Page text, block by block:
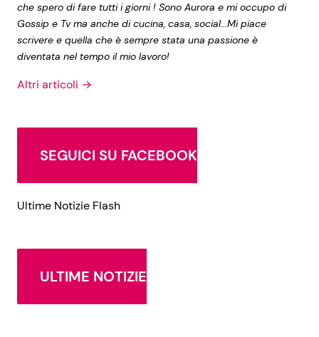
che spero di fare tutti i giorni ! Sono Aurora e mi occupo di
Gossip e Tv ma anche di cucina, casa, social...Mi piace
scrivere e quella che è sempre stata una passione è
diventata nel tempo il mio lavoro!
Altri articoli →
SEGUICI SU FACEBOOK
Ultime Notizie Flash
ULTIME NOTIZIE